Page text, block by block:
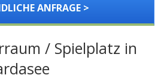
ANFRAGE >
/ Spielplatz in